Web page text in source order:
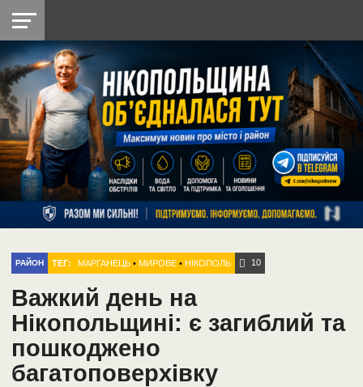
НІКОПОЛЬ
РАЙОН
СІЧЕСЛАВСЬКА
УКРАЇНА
РЕТРО
НІКОПОЛЬ
ЛАЙТ
УКРАЇНА
ДОПОМОГА
РАДІО
РАЙОН ТЕГ: МАРГАНЕЦЬ •МИРОВЕ •НІКОПОЛЬ 10
Важкий день на
Нікопольщині: є загиблий та
пошкоджено
багатоповерхівку